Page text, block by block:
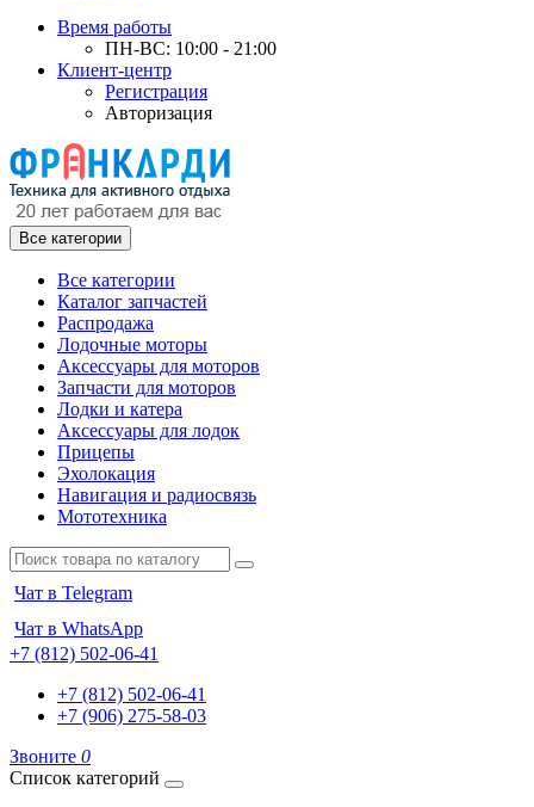
Время работы
ПН-ВС: 10:00 - 21:00
Клиент-центр
Регистрация
Авторизация
Все категории
Все категории
Каталог запчастей
Распродажа
Лодочные моторы
Аксессуары для моторов
Запчасти для моторов
Лодки и катера
Аксессуары для лодок
Прицепы
Эхолокация
Навигация и радиосвязь
Мототехника
Чат в Telegram
Чат в WhatsApp
+7 (812) 502-06-41
+7 (812) 502-06-41
+7 (906) 275-58-03
Звоните 0
Список категорий